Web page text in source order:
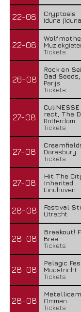
22-08
Cryptosis
Iduna
22-08
Tickets
26-08
Rock en
Bad
Parijs
Tickets
27-08
rect, The
Rotterdam
Tickets
27-08
Daresbury
Tickets
27-08
Hit The
Inherited
Eindhoven
28-08
Festival
Utrecht
28-08
Breekout!
Bree
Tickets
28-08
Pelagic
Maastricht
Tickets
28-08
Ommen
Tickets